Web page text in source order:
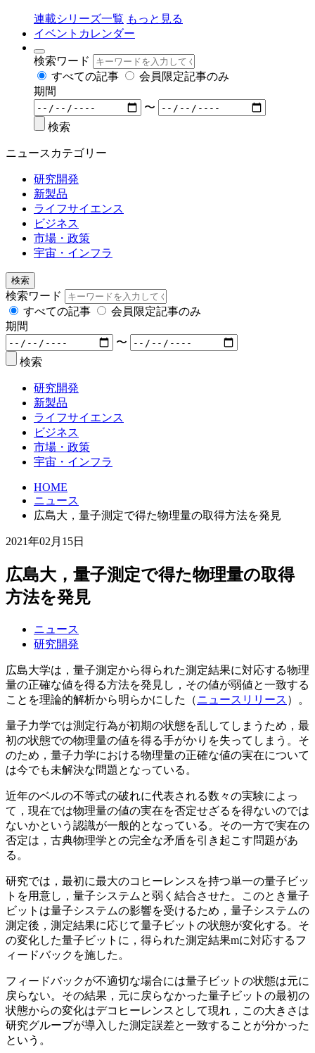
連載シリーズ一覧 もっと見る
イベントカレンダー
検索ワード
すべての記事
会員限定記事のみ
期間
〜
検索
ニュースカテゴリー
研究開発
新製品
ライフサイエンス
ビジネス
市場・政策
宇宙・インフラ
検索
検索ワード
すべての記事
会員限定記事のみ
期間
〜
検索
研究開発
新製品
ライフサイエンス
ビジネス
市場・政策
宇宙・インフラ
HOME
ニュース
広島大，量子測定で得た物理量の取得方法を発見
2021年02月15日
広島大，量子測定で得た物理量の取得
方法を発見
ニュース
研究開発
広島大学は，量子測定から得られた測定結果に対応する物理
量の正確な値を得る方法を発見し，その値が弱値と一致する
ことを理論的解析から明らかにした（ニュースリリース ）。
量子力学では測定行為が初期の状態を乱してしまうため，最
初の状態での物理量の値を得る手がかりを失ってしまう。そ
のため，量子力学における物理量の正確な値の実在について
は今でも未解決な問題となっている。
近年のベルの不等式の破れに代表される数々の実験によっ
て，現在では物理量の値の実在を否定せざるを得ないのでは
ないかという認識が一般的となっている。その一方で実在の
否定は，古典物理学との完全な矛盾を引き起こす問題があ
る。
研究では，最初に最大のコヒーレンスを持つ単一の量子ビッ
トを用意し，量子システムと弱く結合させた。このとき量子
ビットは量子システムの影響を受けるため，量子システムの
測定後，測定結果に応じて量子ビットの状態が変化する。そ
の変化した量子ビットに，得られた測定結果mに対応するフ
ィードバックを施した。
フィードバックが不適切な場合には量子ビットの状態は元に
戻らない。その結果，元に戻らなかった量子ビットの最初の
状態からの変化はデコヒーレンスとして現れ，この大きさは
研究グループが導入した測定誤差と一致することが分かった
という。